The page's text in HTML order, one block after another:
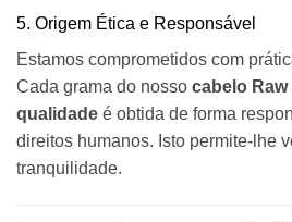
5. Origem Ética e Responsável
Estamos comprometidos com
Cada grama do nosso cabelo
qualidade é obtida de forma
direitos humanos. Isto permite-lhe
tranquilidade.